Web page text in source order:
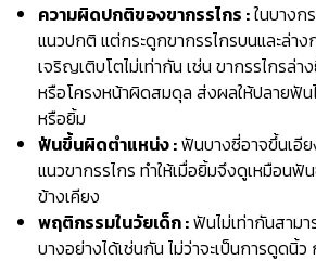
ความผิดปกติของขากรรไกร :ในบางก
แนวปกติ แต่กระดูกขากรรไกรบนและล่า
เจริญเติบโตไม่เท่ากัน เช่น ขากรรไกรล่า
หรือโครงหน้าผิดสมดุล ส่งผลให้ปลายฟั
หรือยิ้ม
ฟันขึ้นผิดตำแหน่ง :ฟันบางซี่อาจขึ้นเอี
แนวขากรรไกร ทำให้เมื่อยิ้มจึงดูเหมือน
ข้างเคียง
พฤติกรรมในวัยเด็ก :ฟันไม่เท่ากันสาม
บางอย่างได้เช่นกัน ไม่ว่าจะเป็นการดูดนิ้